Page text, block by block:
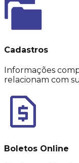
Cadastros
Informações
relacionam com
Boletos Online